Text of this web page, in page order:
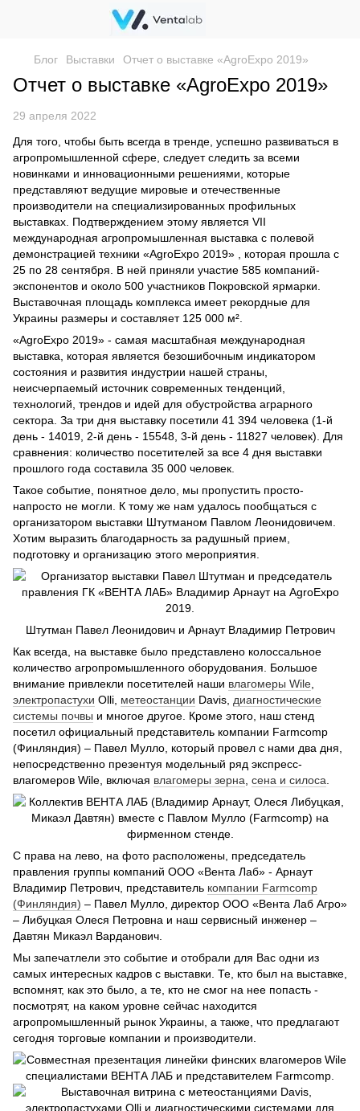
Блог Выставки Отчет о выставке «AgroExpo 2019»
Отчет о выставке «AgroExpo 2019»
29 апреля 2022
Для того, чтобы быть всегда в тренде, успешно развиваться в
агропромышленной сфере, следует следить за всеми
новинками и инновационными решениями, которые
представляют ведущие мировые и отечественные
производители на специализированных профильных
выставках. Подтверждением этому является VII
международная агропромышленная выставка с полевой
демонстрацией техники «AgroExpo 2019» , которая прошла с
25 по 28 сентября. В ней приняли участие 585 компаний-
экспонентов и около 500 участников Покровской ярмарки.
Выставочная площадь комплекса имеет рекордные для
Украины размеры и составляет 125 000 м².
«AgroExpo 2019» - самая масштабная международная
выставка, которая является безошибочным индикатором
состояния и развития индустрии нашей страны,
неисчерпаемый источник современных тенденций,
технологий, трендов и идей для обустройства аграрного
сектора. За три дня выставку посетили 41 394 человека (1-й
день - 14019, 2-й день - 15548, 3-й день - 11827 человек). Для
сравнения: количество посетителей за все 4 дня выставки
прошлого года составила 35 000 человек.
Такое событие, понятное дело, мы пропустить просто-
напросто не могли. К тому же нам удалось пообщаться с
организатором выставки Штутманом Павлом Леонидовичем.
Хотим выразить благодарность за радушный прием,
подготовку и организацию этого мероприятия.
Штутман Павел Леонидович и Арнаут Владимир Петрович
Как всегда, на выставке было представлено колоссальное
количество агропромышленного оборудования. Большое
внимание привлекли посетителей наши влагомеры Wile
электропастухи Olli, метеостанции Davis, диагностические
системы почвы и многое другое. Кроме этого, наш стенд
посетил официальный представитель компании Farmcomp
(Финляндия) – Павел Мулло, который провел с нами два дня,
непосредственно презентуя модельный ряд экспресс-
влагомеров Wile, включая влагомеры зерна сена и силоса
С права на лево, на фото расположены, председатель
правления группы компаний ООО «Вента Лаб» - Арнаут
Владимир Петрович, представитель компании Farmcomp
(Финляндия) – Павел Мулло, директор ООО «Вента Лаб Агро»
– Либуцкая Олеся Петровна и наш сервисный инженер –
Давтян Микаэл Варданович.
Мы запечатлели это событие и отобрали для Вас одни из
самых интересных кадров с выставки. Те, кто был на выставке,
вспомнят, как это было, а те, кто не смог на нее попасть -
посмотрят, на каком уровне сейчас находится
агропромышленный рынок Украины, а также, что предлагают
сегодня торговые компании и производители.